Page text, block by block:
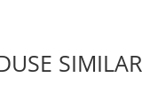
confortului